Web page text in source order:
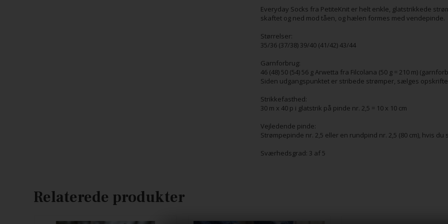
Everyday Socks fra PetiteKnit er helt enkle, glatstrikkede
skaftet og ned mod tåen, og hælen formes med vendepinde.
Størrelser:
35/36 (37/38) 39/40 (41/42) 43/44
Garnforbrug:
46 (48) 50 (54) 56 g Arwetta fra Filcolana (50 g = 210 m)
Siden udgangspunktet er stribede strømper, sælges
Strikkefasthed:
30 m x 40 p i glatstrik på pinde nr. 2,5 = 10 x 10 cm
Vejledende pinde:
Strømpepinde nr. 2,5 eller en rundpind nr. 2,5 (80 cm), hvis
Sværhedsgrad: 3 af 5
Relaterede produkter